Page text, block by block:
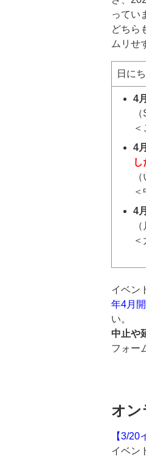
ってい
どちら
ムリせ
日に
4
4
し
4
イベン
年4月
い。
中止や
フォー
オン
【3/
イベン